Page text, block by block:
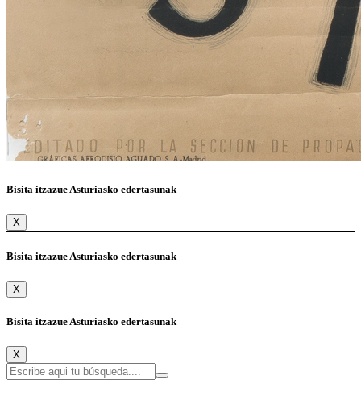
Bisita itzazue Asturiasko edertasunak
X
Bisita itzazue Asturiasko edertasunak
X
Bisita itzazue Asturiasko edertasunak
X